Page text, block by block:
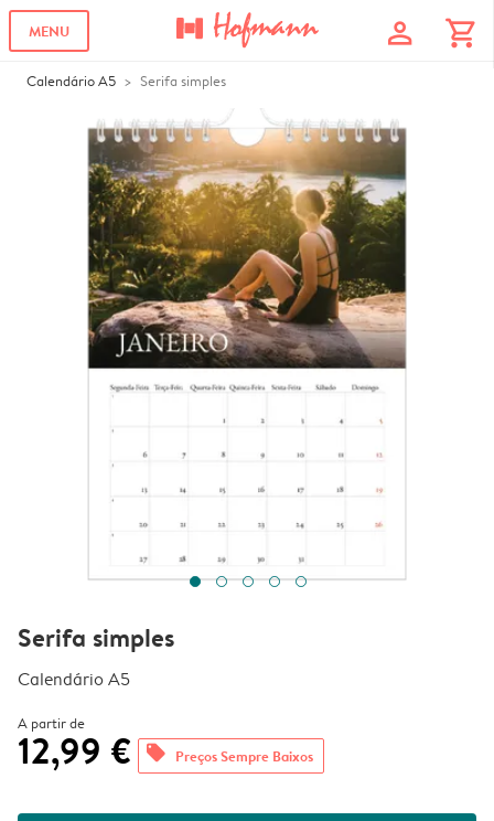
MENU profile shopping_cart
Calendário A5 Serifa simples
Serifa simples
Calendário A5
A partir de
12,99 € offers Preços Sempre Baixos